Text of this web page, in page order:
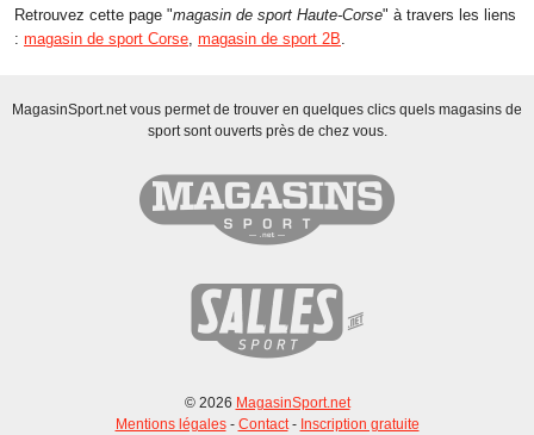
Retrouvez cette page "magasin de sport Haute-Corse" à travers les liens
: magasin de sport Corse magasin de sport 2B
MagasinSport.net vous permet de trouver en quelques clics quels magasins de
sport sont ouverts près de chez vous.
© 2026 MagasinSport.net
Mentions légales- Contact- Inscription gratuite